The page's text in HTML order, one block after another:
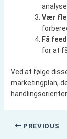
Vær
Få
for at
Ved at følge
marketingplan,
PREVIOUS